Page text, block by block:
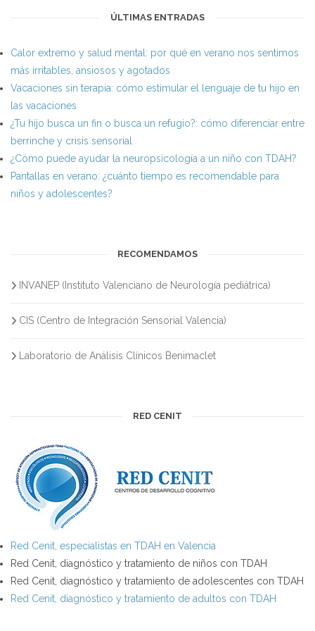
ÚLTIMAS ENTRADAS
Calor extremo y salud mental: por qué en verano nos sentimos
más irritables, ansiosos y agotados
Vacaciones sin terapia: cómo estimular el lenguaje de tu hijo en
las vacaciones
¿Tu hijo busca un fin o busca un refugio?: cómo diferenciar entre
berrinche y crisis sensorial
¿Cómo puede ayudar la neuropsicología a un niño con TDAH?
Pantallas en verano: ¿cuánto tiempo es recomendable para
niños y adolescentes?
RECOMENDAMOS
INVANEP (Instituto Valenciano de Neurología pediátrica)
CIS (Centro de Integración Sensorial Valencia)
Laboratorio de Análisis Clínicos Benimaclet
RED CENIT
Red Cenit, especialistas en TDAH en Valencia
Red Cenit, diagnóstico y tratamiento de niños con TDAH
Red Cenit, diagnóstico y tratamiento de adolescentes con TDAH
Red Cenit, diagnóstico y tratamiento de adultos con TDAH